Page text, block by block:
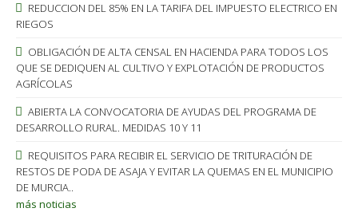
REDUCCION DEL 85% EN LA TARIFA DEL IMPUESTO ELECTRICO EN
RIEGOS
OBLIGACIÓN DE ALTA CENSAL EN HACIENDA PARA TODOS LOS
QUE SE DEDIQUEN AL CULTIVO Y EXPLOTACIÓN DE PRODUCTOS
AGRÍCOLAS
ABIERTA LA CONVOCATORIA DE AYUDAS DEL PROGRAMA DE
DESARROLLO RURAL. MEDIDAS 10 Y 11
REQUISITOS PARA RECIBIR EL SERVICIO DE TRITURACIÓN DE
RESTOS DE PODA DE ASAJA Y EVITAR LA QUEMAS EN EL MUNICIPIO
DE MURCIA..
más noticias